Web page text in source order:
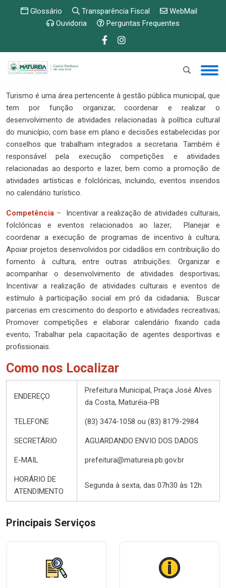
Glossário Transparência Fiscal
WebMail
Ouvidoria
Perguntas Frequentes
Turismo é uma área pertencente à gestão pública municipal, que
tem por função organizar, coordenar e realizar o
desenvolvimento de atividades relacionadas à política cultural
do município, com base em plano e decisões estabelecidas por
conselhos que trabalham integrados a secretaria. Também é
responsável pela execução competições e atividades
relacionadas ao desporto e lazer, bem como a promoção de
atividades artísticas e folclóricas, incluindo, eventos inseridos
no calendário turístico.
Competência – Incentivar a realização de atividades culturais,
folclóricas e eventos relacionados ao lazer; Planejar e
coordenar a execução de programas de incentivo à cultura;
Apoiar projetos desenvolvidos por cidadãos em contribuição do
fomento à cultura, entre outras atribuições. Organizar e
acompanhar o desenvolvimento de atividades desportivas;
Incentivar a realização de atividades culturais e eventos de
estímulo à participação social em pró da cidadania; Buscar
parcerias em crescimento do desporto e atividades recreativas;
Promover competições e elaborar calendário fixando cada
evento; Trabalhar pela capacitação de agentes desportivas e
profissionais.
Como nos Localizar
ENDEREÇO
Prefeitura Municipal, Praça José Alves
da Costa, Maturéia-PB
TELEFONE (83) 3474-1058 ou (83) 8179-2984
SECRETÁRIO AGUARDANDO ENVIO DOS DADOS
E-MAIL prefeitura@matureia.pb.gov.br
HORÁRIO DE
ATENDIMENTO
Segunda à sexta, das 07h30 às 12h
Principais Serviços